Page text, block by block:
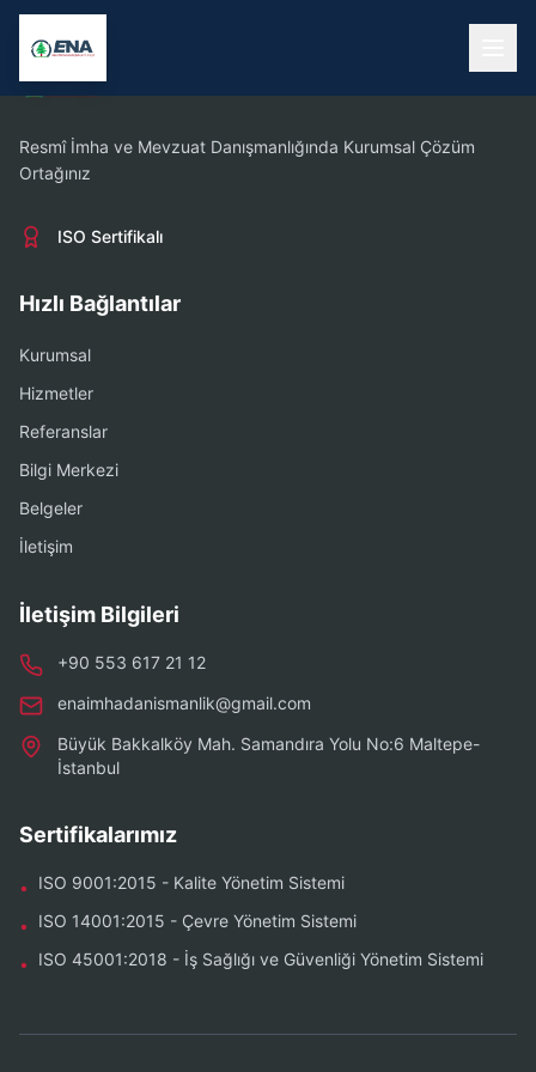
Resmî İmha ve Mevzuat Danışmanlığında Kurumsal Çözüm
Ortağınız
ISO Sertifikalı
Hızlı Bağlantılar
Kurumsal
Hizmetler
Referanslar
Bilgi Merkezi
Belgeler
İletişim
İletişim Bilgileri
+90 553 617 21 12
enaimhadanismanlik@gmail.com
Büyük Bakkalköy Mah. Samandıra Yolu No:6 Maltepe-
İstanbul
Sertifikalarımız
• ISO 9001:2015 - Kalite Yönetim Sistemi
• ISO 14001:2015 - Çevre Yönetim Sistemi
• ISO 45001:2018 - İş Sağlığı ve Güvenliği Yönetim Sistemi